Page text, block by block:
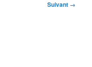
Suivant →